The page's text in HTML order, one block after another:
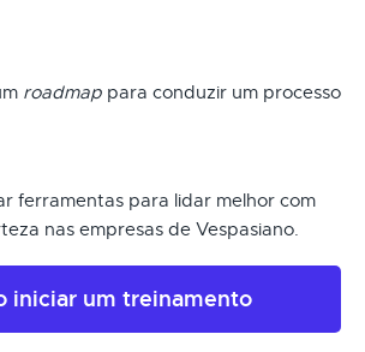
roadmap para conduzir um processo
ferramentas para lidar melhor com
nas empresas de Vespasiano.
iniciar um treinamento